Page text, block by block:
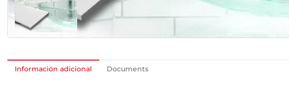
Información adicional Documents